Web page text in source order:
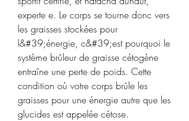
experte e. Le corps se tourne donc vers
les graisses stockées pour
l&#39;énergie, c&#39;est pourquoi le
système brûleur de graisse cétogène
entraîne une perte de poids. Cette
condition où votre corps brûle les
graisses pour une énergie autre que les
glucides est appelée cétose.